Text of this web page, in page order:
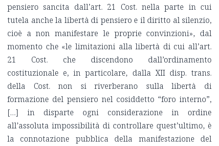
pensiero sancita dall’art. 21 Cost. nella parte in cui
tutela anche la libertà di pensiero e il diritto al silenzio,
cioè a non manifestare le proprie convinzioni», dal
momento che «le limitazioni alla libertà di cui all’art.
21 Cost. che discendono dall’ordinamento
costituzionale e, in particolare, dalla XII disp. trans.
della Cost. non si riverberano sulla libertà di
formazione del pensiero nel cosiddetto “foro interno”,
[…] in disparte ogni considerazione in ordine
all’assoluta impossibilità di controllare quest’ultimo, è
la connotazione pubblica della manifestazione del